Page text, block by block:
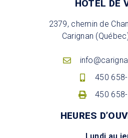
HÔTEL DE
2379, chemin de
Carignan
450
450
HEURES